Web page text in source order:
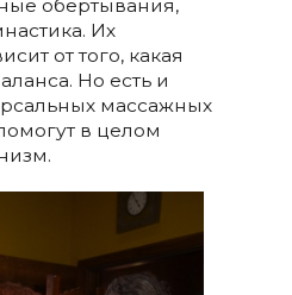
обертывания,
Их
от того, какая
Но есть и
массажных
в целом